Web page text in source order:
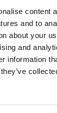
content
and to
about your
and
information
of
Ellen voor
gesprek
aan,
het